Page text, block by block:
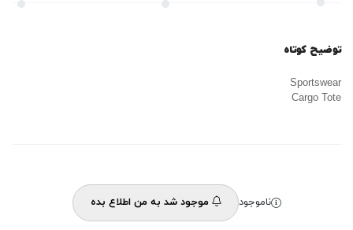
توضیح کوتاه
Sportswear
Cargo Tote
ناموجود موجود شد به من اطلاع بده